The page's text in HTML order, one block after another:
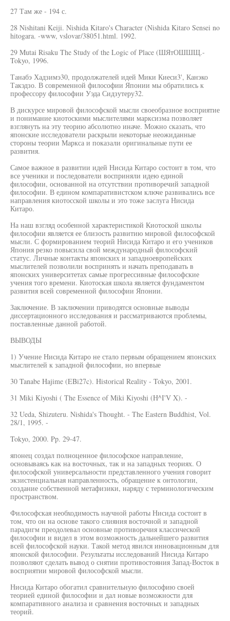
27 Там же - 194 с.
28 Nishitani Keiji. Nishida Kitaro's Character (Nishida Kitaro Sensei no
hitogara. -www, vslovar/38051.html. 1992.
29 Mutai Risaku The Study of the Logic of Place (ШЯтОШШЩ.-
Tokyo, 1996.
Танабэ Хадзимэ30, продолжателей идей Мики Киеси3', Канэко
Такэдзо. В современной философии Японии мы обратились к
профессору философии Уэда Сидзутеру32.
В дискурсе мировой философской мысли своеобразное восприятие
и понимание киотоскими мыслителями марксизма позволяет
взглянуть на эту теорию абсолютно иначе. Можно сказать, что
японские исследователи раскрыли некоторые неожиданные
стороны теории Маркса и показали оригинальные пути ее
развития.
Самое важное в развитии идей Нисида Китаро состоит в том, что
все ученики и последователи восприняли идею единой
философии, основанной на отсутствии противоречий западной
философии. В едином компаративистском ключе развивались все
направления киотосской школы и это тоже заслуга Нисида
Китаро.
На наш взгляд особенной характеристикой Киотоской школы
философии является ее близость развитию мировой философской
мысли. С формированием теорий Нисида Китаро и его учеников
Япония резко повысила свой международный философский
статус. Личные контакты японских и западноевропейских
мыслителей позволили воспринять и начать преподавать в
японских университетах самые прогрессивные философские
учения того времени. Киотоская школа является фундаментом
развития всей современной философии Японии.
Заключение. В заключении приводятся основные выводы
диссертационного исследования и рассматриваются проблемы,
поставленные данной работой.
ВЫВОДЫ
1) Учение Нисида Китаро не стало первым обращением японских
мыслителей к западной философии, но впервые
30 Tanabe Hajime (EBi27c). Historical Reality - Tokyo, 2001.
31 Miki Kiyoshi ( The Essence of Miki Kiyoshi (H^I'V X). -
32 Ueda, Shizuteru. Nishida's Thought. - The Eastern Buddhist, Vol.
28/1, 1995. -
Tokyo, 2000. Pp. 29-47.
японец создал полноценное философское направление,
основываясь как на восточных, так и на западных теориях. О
философской универсальности представленного учения говорит
экзистенциальная направленность, обращение к онтологии,
создание собственной метафизики, наряду с терминологическим
пространством.
Философская необходимость научной работы Нисида состоит в
том, что он на основе такого слияния восточной и западной
парадигм преодолевал основные противоречия классической
философии и видел в этом возможность дальнейшего развития
всей философской науки. Такой метод явился инновационным для
японской философии. Результаты исследований Нисида Китаро
позволяют сделать вывод о снятии противостояния Запад-Восток в
восприятии мировой философской мысли.
Нисида Китаро обогатил сравнительную философию своей
теорией единой философии и дал новые возможности для
компаративного анализа и сравнения восточных и западных
теорий.